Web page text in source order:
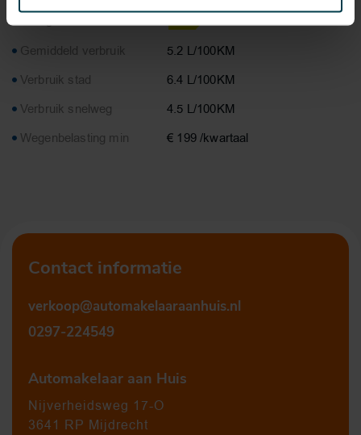
Gemiddeld verbruik
5.2 L/100KM
Verbruik stad
6.4 L/100KM
Verbruik snelweg
4.5 L/100KM
Wegenbelasting min
€ 199 /kwartaal
Contact informatie
verkoop@automakelaaraanhuis.nl
0297-224549
Automakelaar aan Huis
Nijverheidsweg 17-O
3641 RP Mijdrecht